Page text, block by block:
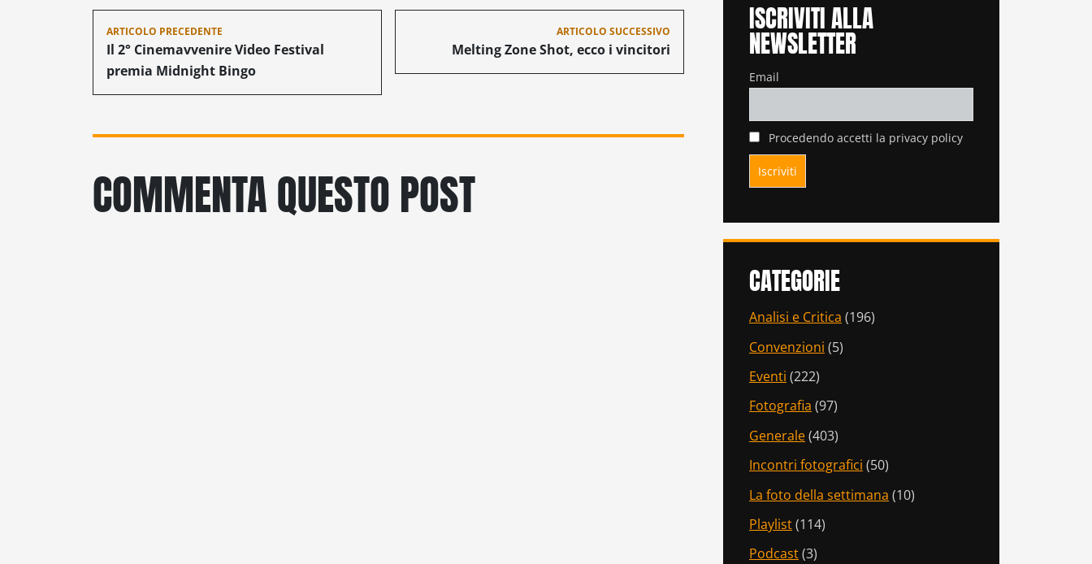
Navigazione
articoli
ARTICOLO PRECEDENTE
Il 2° Cinemavvenire Video Festival
premia Midnight Bingo
ARTICOLO SUCCESSIVO
Melting Zone Shot, ecco i vincitori
COMMENTA QUESTO POST
ISCRIVITI ALLA
NEWSLETTER
Email
Procedendo accetti la privacy policy
CATEGORIE
Analisi e Critica (196)
Convenzioni (5)
Eventi (222)
Fotografia (97)
Generale(403)
Incontri fotografici (50)
La foto della settimana (10)
Playlist(114)
Podcast(3)